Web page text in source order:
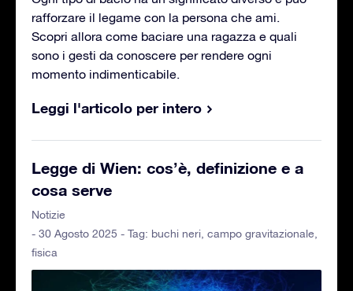
rafforzare il legame con la persona che ami.
Scopri allora come baciare una ragazza e quali
sono i gesti da conoscere per rendere ogni
momento indimenticabile.
Leggi l'articolo per intero
Legge di Wien: cos’è, definizione e a
cosa serve
Notizie
- 30 Agosto 2025 - Tag: buchi neri, campo gravitazionale,
fisica